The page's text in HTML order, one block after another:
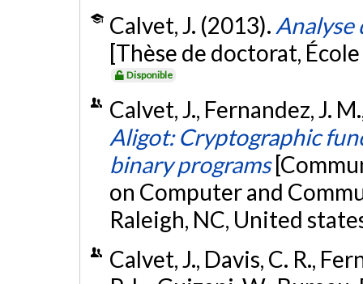
Calvet, J. (2013). Analyse
[Thèse de doctorat,
Disponible
Calvet, J., Fernandez, J.
Aligot: Cryptographic
binary programs
on Computer and
Raleigh, NC, United
Calvet, J., Davis, C. R.,